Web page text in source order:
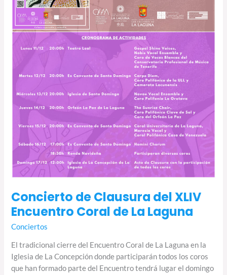
Concierto de Clausura del XLIV
Encuentro Coral de La Laguna
Conciertos
El tradicional cierre del Encuentro Coral de La Laguna en la
Iglesia de La Concepción donde participarán todos los coros
que han formado parte del Encuentro tendrá lugar el domingo
de
La
Laguna